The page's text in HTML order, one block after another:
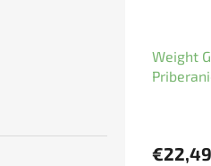
Weight
€22,49